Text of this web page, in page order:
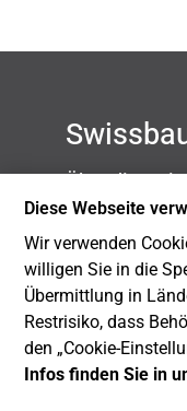
Kontakt
Newsletter
Blog
Diese Webseite
Wir verwenden
willigen Sie in die
Übermittlung in
Restrisiko, dass
den „Cookie-
Infos finden Sie in